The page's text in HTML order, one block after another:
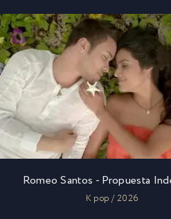
Romeo Santos - Propuesta
K pop / 2026